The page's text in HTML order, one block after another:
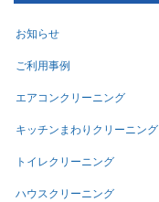
お知らせ
ご利用事例
エアコンクリーニング
キッチンまわりクリーニング
トイレクリーニング
ハウスクリーニング